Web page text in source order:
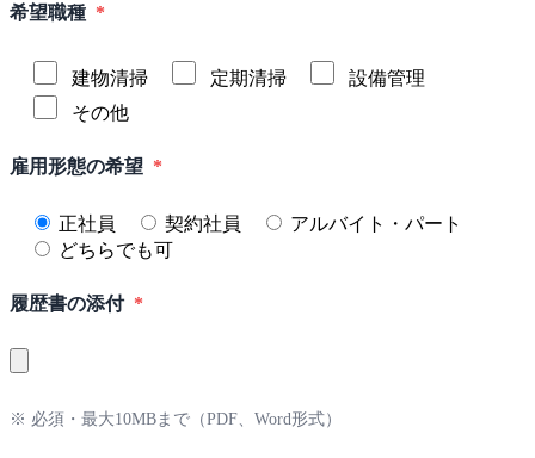
希望職種 *
建物清掃 定期清掃
設備管理
その他
雇用形態の希望 *
正社員 契約社員
アルバイト・パート
どちらでも可
履歴書の添付 *
※ 必須・最大10MBまで（PDF、Word形式）